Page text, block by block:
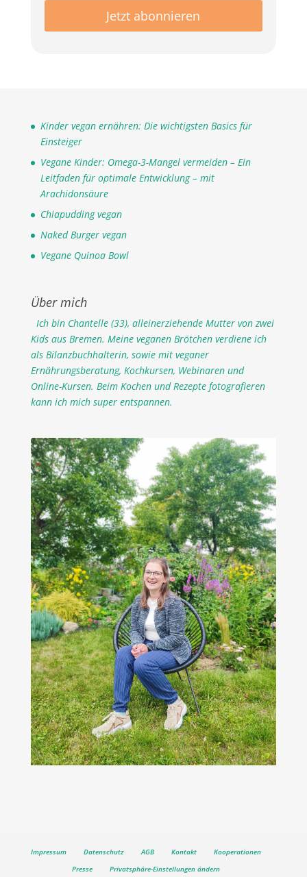
Kinder vegan ernähren: Die wichtigsten Basics für
Einsteiger
Vegane Kinder: Omega-3-Mangel vermeiden – Ein
Leitfaden für optimale Entwicklung – mit
Arachidonsäure
Chiapudding vegan
Naked Burger vegan
Vegane Quinoa Bowl
Über mich
Ich bin Chantelle (33), alleinerziehende Mutter von zwei
Kids aus Bremen. Meine veganen Brötchen verdiene ich
als Bilanzbuchhalterin, sowie mit veganer
Ernährungsberatung, Kochkursen, Webinaren und
Online-Kursen. Beim Kochen und Rezepte fotografieren
kann ich mich super entspannen.
Impressum Datenschutz AGB Kontakt
Kooperationen
Presse
Privatsphäre-Einstellungen ändern